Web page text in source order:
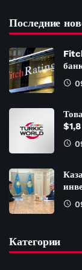
Последние
Категории